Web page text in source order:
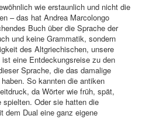
wie erstaunlich und nicht die
– das hat Andrea Marcolongo
Buch über die Sprache der
und keine Grammatik, sondern
des Altgriechischen, unsere
eine Entdeckungsreise zu den
Sprache, die das damalige
So kannten die antiken
da Wörter wie früh, spät,
spielten. Oder sie hatten die
dem Dual eine ganz eigene